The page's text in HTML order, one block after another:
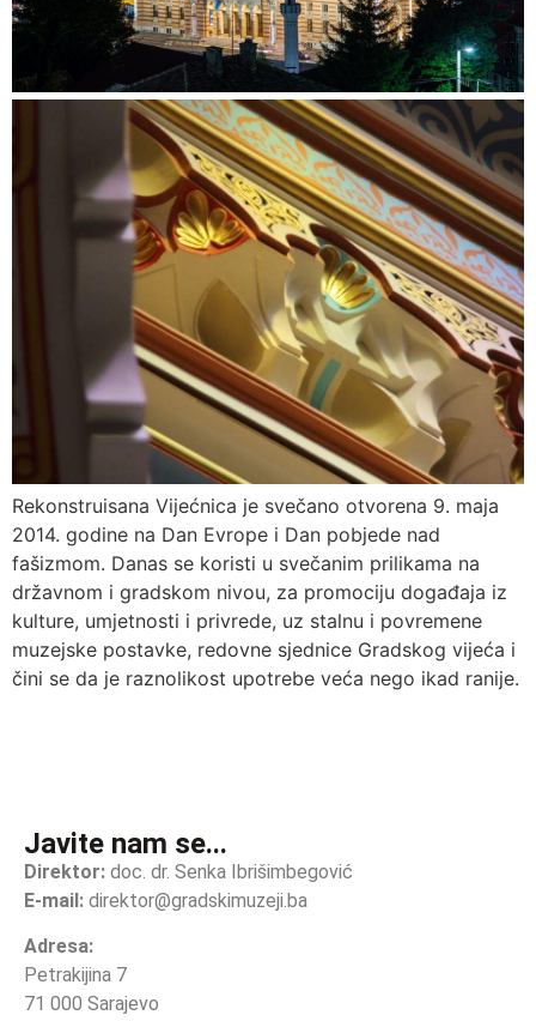
Rekonstruisana Vijećnica je svečano otvorena 9. maja
2014. godine na Dan Evrope i Dan pobjede nad
fašizmom. Danas se koristi u svečanim prilikama na
državnom i gradskom nivou, za promociju događaja iz
kulture, umjetnosti i privrede, uz stalnu i povremene
muzejske postavke, redovne sjednice Gradskog vijeća i
čini se da je raznolikost upotrebe veća nego ikad ranije.
Javite nam se...
Direktor: doc. dr. Senka Ibrišimbegović
E-mail: direktor@gradskimuzeji.ba
Adresa:
Petrakijina 7
71 000 Sarajevo